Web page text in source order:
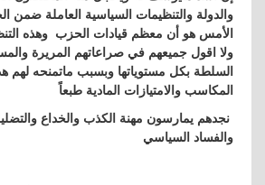
والدولة والتنظيمات السياسية العاملة ضمن
الأمس هو أن معظم قيادات الحزب وهذه
ولا اقول جميعهم في صراعاتهم المريرة
السلطة بكل مستوياتها وبسبب ماتمنحه
المكاسب والامتيازات المادية طبعاً
نجدهم يمارسون مهنة الكذب والخداع
والفساد السياسي